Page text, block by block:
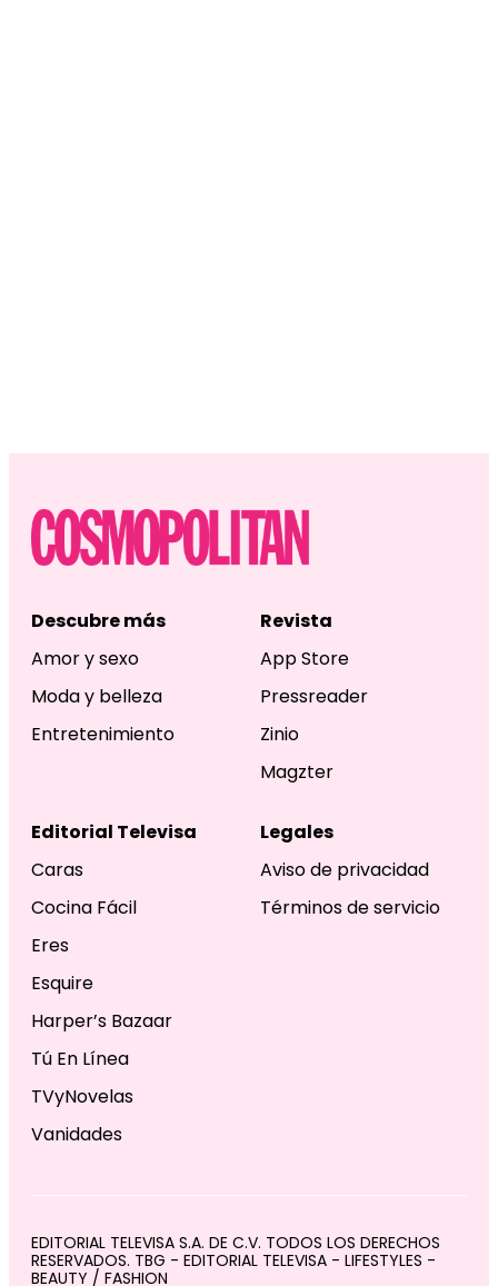
Descubre más
Amor y sexo
Moda y belleza
Entretenimiento
Revista
App Store
Pressreader
Zinio
Magzter
Editorial Televisa
Caras
Cocina Fácil
Eres
Esquire
Harper’s Bazaar
Tú En Línea
TVyNovelas
Vanidades
Legales
Aviso de privacidad
Términos de servicio
EDITORIAL TELEVISA S.A. DE C.V. TODOS LOS DERECHOS
RESERVADOS. TBG - EDITORIAL TELEVISA - LIFESTYLES -
BEAUTY / FASHION